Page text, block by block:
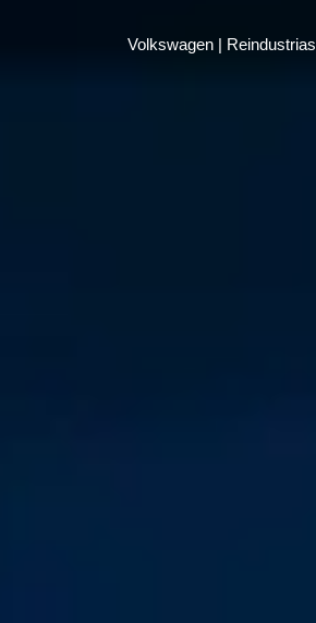
Volkswagen | Reindustrias